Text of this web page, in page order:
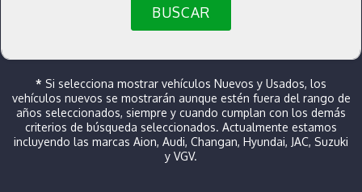
BUSCAR
* Si selecciona mostrar vehículos Nuevos y Usados, los
vehículos nuevos se mostrarán aunque estén fuera del rango de
años seleccionados, siempre y cuando cumplan con los demás
criterios de búsqueda seleccionados. Actualmente estamos
incluyendo las marcas Aion, Audi, Changan, Hyundai, JAC, Suzuki
y VGV.